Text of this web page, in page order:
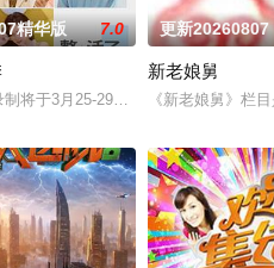
雅娟一起，走进中医的万千世界，从
精华版 7.0
将于3月25-29日开启
更新20260807
新老娘舅
《新老娘舅》栏